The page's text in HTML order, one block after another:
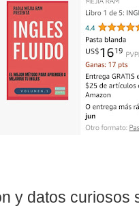
y datos curiosos